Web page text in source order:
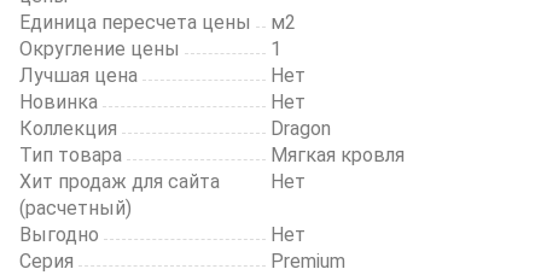
Единица пересчета цены
м2
Округление цены
1
Лучшая цена
Нет
Новинка
Нет
Коллекция
Dragon
Тип товара
Мягкая кровля
Хит продаж для сайта
(расчетный)
Нет
Выгодно
Нет
Серия
Premium